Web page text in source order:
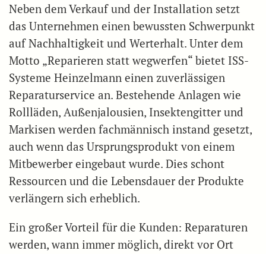
Neben dem Verkauf und der Installation setzt
das Unternehmen einen bewussten Schwerpunkt
auf Nachhaltigkeit und Werterhalt. Unter dem
Motto „Reparieren statt wegwerfen“ bietet ISS-
Systeme Heinzelmann einen zuverlässigen
Reparaturservice an. Bestehende Anlagen wie
Rollläden, Außenjalousien, Insektengitter und
Markisen werden fachmännisch instand gesetzt,
auch wenn das Ursprungsprodukt von einem
Mitbewerber eingebaut wurde. Dies schont
Ressourcen und die Lebensdauer der Produkte
verlängern sich erheblich.
Ein großer Vorteil für die Kunden: Reparaturen
werden, wann immer möglich, direkt vor Ort